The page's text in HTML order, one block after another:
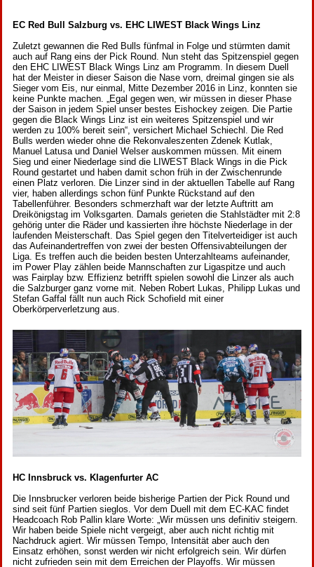
EC Red Bull Salzburg vs. EHC LIWEST Black Wings Linz
Zuletzt gewannen die Red Bulls fünfmal in Folge und stürmten damit
auch auf Rang eins der Pick Round. Nun steht das Spitzenspiel gegen
den EHC LIWEST Black Wings Linz am Programm. In diesem Duell
hat der Meister in dieser Saison die Nase vorn, dreimal gingen sie als
Sieger vom Eis, nur einmal, Mitte Dezember 2016 in Linz, konnten sie
keine Punkte machen. „Egal gegen wen, wir müssen in dieser Phase
der Saison in jedem Spiel unser bestes Eishockey zeigen. Die Partie
gegen die Black Wings Linz ist ein weiteres Spitzenspiel und wir
werden zu 100% bereit sein“, versichert Michael Schiechl. Die Red
Bulls werden wieder ohne die Rekonvaleszenten Zdenek Kutlak,
Manuel Latusa und Daniel Welser auskommen müssen. Mit einem
Sieg und einer Niederlage sind die LIWEST Black Wings in die Pick
Round gestartet und haben damit schon früh in der Zwischenrunde
einen Platz verloren. Die Linzer sind in der aktuellen Tabelle auf Rang
vier, haben allerdings schon fünf Punkte Rückstand auf den
Tabellenführer. Besonders schmerzhaft war der letzte Auftritt am
Dreikönigstag im Volksgarten. Damals gerieten die Stahlstädter mit 2:8
gehörig unter die Räder und kassierten ihre höchste Niederlage in der
laufenden Meisterschaft. Das Spiel gegen den Titelverteidiger ist auch
das Aufeinandertreffen von zwei der besten Offensivabteilungen der
Liga. Es treffen auch die beiden besten Unterzahlteams aufeinander,
im Power Play zählen beide Mannschaften zur Ligaspitze und auch
was Fairplay bzw. Effizienz betrifft spielen sowohl die Linzer als auch
die Salzburger ganz vorne mit. Neben Robert Lukas, Philipp Lukas und
Stefan Gaffal fällt nun auch Rick Schofield mit einer
Oberkörperverletzung aus.
HC Innsbruck vs. Klagenfurter AC
Die Innsbrucker verloren beide bisherige Partien der Pick Round und
sind seit fünf Partien sieglos. Vor dem Duell mit dem EC-KAC findet
Headcoach Rob Pallin klare Worte: „Wir müssen uns definitiv steigern.
Wir haben beide Spiele nicht vergeigt, aber auch nicht richtig mit
Nachdruck agiert. Wir müssen Tempo, Intensität aber auch den
Einsatz erhöhen, sonst werden wir nicht erfolgreich sein. Wir dürfen
nicht zufrieden sein mit dem Erreichen der Playoffs. Wir müssen